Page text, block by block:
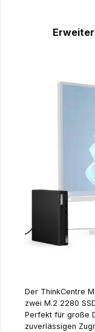
Der ThinkCentre
zwei M.2 2280
Perfekt für große
zuverlässigen